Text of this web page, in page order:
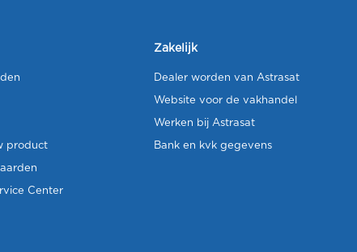
product
Center
Zakelijk
Dealer worden van Astrasat
Website voor de vakhandel
Werken bij Astrasat
Bank en kvk gegevens